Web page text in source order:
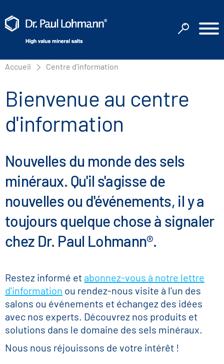
Accueil Centre d'information
Bienvenue au centre
d'information
Nouvelles du monde des sels
minéraux. Qu'il s'agisse de
nouvelles ou d'événements, il y a
toujours quelque chose à signaler
chez Dr. Paul Lohmann®.
Restez informé et abonnez-vous à notre lettre
d'information ou rendez-nous visite à l'un des
salons ou événements et échangez des idées
avec nos experts. Découvrez nos produits et
solutions dans le domaine des sels minéraux.
Nous nous réjouissons de votre intérêt !